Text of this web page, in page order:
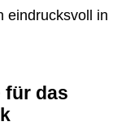
eindrucksvoll in
für das